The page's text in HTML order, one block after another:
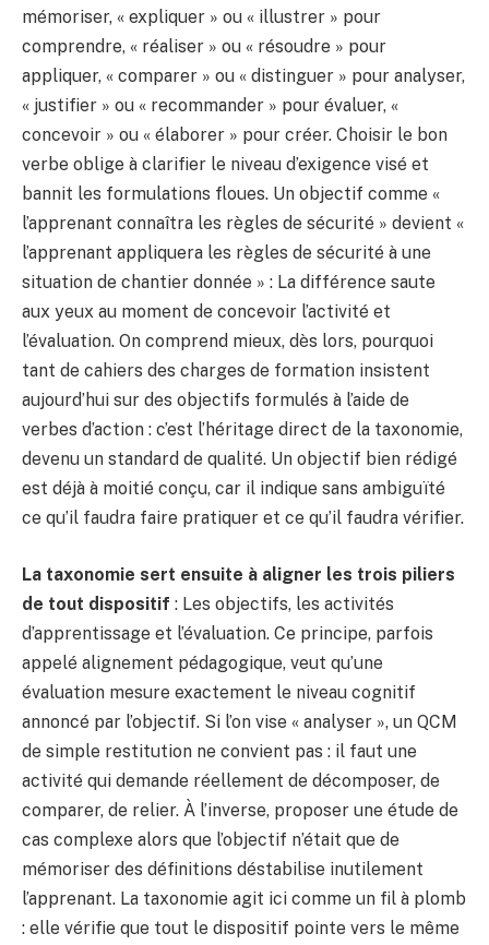
mémoriser, « expliquer » ou « illustrer » pour
comprendre, « réaliser » ou « résoudre » pour
appliquer, « comparer » ou « distinguer » pour analyser,
« justifier » ou « recommander » pour évaluer, «
concevoir » ou « élaborer » pour créer. Choisir le bon
verbe oblige à clarifier le niveau d’exigence visé et
bannit les formulations floues. Un objectif comme «
l’apprenant connaîtra les règles de sécurité » devient «
l’apprenant appliquera les règles de sécurité à une
situation de chantier donnée » : La différence saute
aux yeux au moment de concevoir l’activité et
l’évaluation. On comprend mieux, dès lors, pourquoi
tant de cahiers des charges de formation insistent
aujourd’hui sur des objectifs formulés à l’aide de
verbes d’action : c’est l’héritage direct de la taxonomie,
devenu un standard de qualité. Un objectif bien rédigé
est déjà à moitié conçu, car il indique sans ambiguïté
ce qu’il faudra faire pratiquer et ce qu’il faudra vérifier.
La taxonomie sert ensuite à aligner les trois piliers
de tout dispositif : Les objectifs, les activités
d’apprentissage et l’évaluation. Ce principe, parfois
appelé alignement pédagogique, veut qu’une
évaluation mesure exactement le niveau cognitif
annoncé par l’objectif. Si l’on vise « analyser », un QCM
de simple restitution ne convient pas : il faut une
activité qui demande réellement de décomposer, de
comparer, de relier. À l’inverse, proposer une étude de
cas complexe alors que l’objectif n’était que de
mémoriser des définitions déstabilise inutilement
l’apprenant. La taxonomie agit ici comme un fil à plomb
: elle vérifie que tout le dispositif pointe vers le même